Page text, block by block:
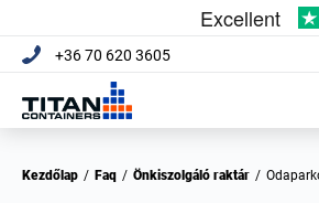
+36 70 620 3605
Kezdőlap / Faq / Önkiszolgáló raktár /